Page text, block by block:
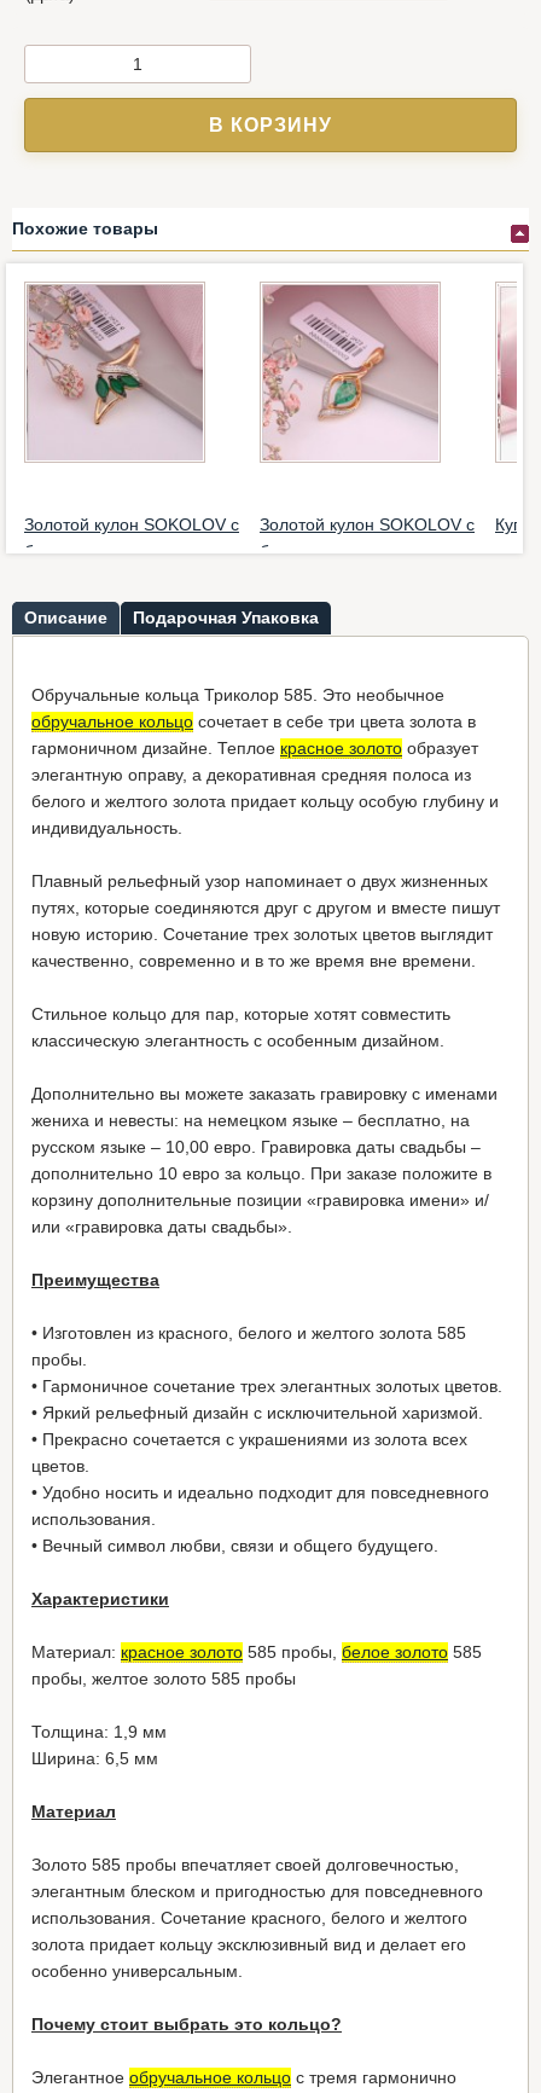
В КОРЗИНУ
Похожие товары
Золотой кулон SOKOLOV с
бриллиан...
Золотой кулон SOKOLOV с
бриллиан...
Описание Подарочная Упаковка
Обручальные кольца Триколор 585. Это необычное
обручальное кольцо сочетает в себе три цвета золота в
гармоничном дизайне. Теплое красное золото образует
элегантную оправу, а декоративная средняя полоса из
белого и желтого золота придает кольцу особую глубину и
индивидуальность.
Плавный рельефный узор напоминает о двух жизненных
путях, которые соединяются друг с другом и вместе пишут
новую историю. Сочетание трех золотых цветов выглядит
качественно, современно и в то же время вне времени.
Стильное кольцо для пар, которые хотят совместить
классическую элегантность с особенным дизайном.
Дополнительно вы можете заказать гравировку с именами
жениха и невесты: на немецком языке – бесплатно, на
русском языке – 10,00 евро. Гравировка даты свадьбы –
дополнительно 10 евро за кольцо. При заказе положите в
корзину дополнительные позиции «гравировка имени» и/
или «гравировка даты свадьбы».
Преимущества
• Изготовлен из красного, белого и желтого золота 585
пробы.
• Гармоничное сочетание трех элегантных золотых цветов.
• Яркий рельефный дизайн с исключительной харизмой.
• Прекрасно сочетается с украшениями из золота всех
цветов.
• Удобно носить и идеально подходит для повседневного
использования.
• Вечный символ любви, связи и общего будущего.
Характеристики
Материал: красное золото 585 пробы, белое золото 585
пробы, желтое золото 585 пробы
Толщина: 1,9 мм
Ширина: 6,5 мм
Материал
Золото 585 пробы впечатляет своей долговечностью,
элегантным блеском и пригодностью для повседневного
использования. Сочетание красного, белого и желтого
золота придает кольцу эксклюзивный вид и делает его
особенно универсальным.
Почему стоит выбрать это кольцо?
Элегантное обручальное кольцо с тремя гармонично